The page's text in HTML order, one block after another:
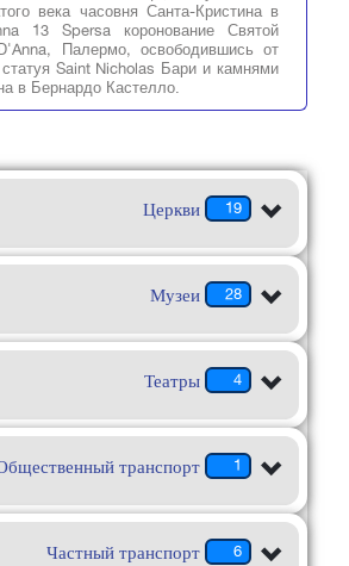
века часовня Санта-Кристина в
13 Spersa коронование Святой
Палермо, освободившись от
Saint Nicholas Бари и камнями
в Бернардо Кастелло.
19
Церкви
28
Музеи
4
Театры
1
транспорт
6
Частный транспорт